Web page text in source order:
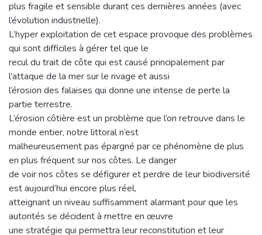
plus fragile et sensible durant ces dernières années (avec
l’évolution industrielle).
L’hyper exploitation de cet espace provoque des problèmes
qui sont difficiles à gérer tel que le
recul du trait de côte qui est causé principalement par
l’attaque de la mer sur le rivage et aussi
l’érosion des falaises qui donne une intense de perte la
partie terrestre.
L’érosion côtière est un problème que l’on retrouve dans le
monde entier, notre littoral n’est
malheureusement pas épargné par ce phénomène de plus
en plus fréquent sur nos côtes. Le danger
de voir nos côtes se défigurer et perdre de leur biodiversité
est aujourd’hui encore plus réel,
atteignant un niveau suffisamment alarmant pour que les
autorités se décident à mettre en œuvre
une stratégie qui permettra leur reconstitution et leur